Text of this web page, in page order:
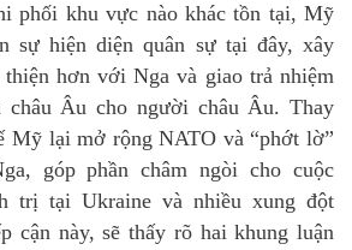
phối khu vực nào khác tồn tại, Mỹ
sự hiện diện quân sự tại đây, xây
thiện hơn với Nga và giao trả nhiệm
châu Âu cho người châu Âu. Thay
Mỹ lại mở rộng NATO và “phớt lờ”
góp phần châm ngòi cho cuộc
trị tại Ukraine và nhiều xung đột
cận này, sẽ thấy rõ hai khung luận